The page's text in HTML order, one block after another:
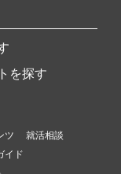
を探す
ツ
就活相談
イド